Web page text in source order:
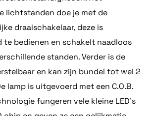
lichtstanden doe je met de
draaischakelaar, deze is
te bedienen en schakelt naadloos
standen. Verder is de
en kan zijn bundel tot wel 2
lamp is uitgevoerd met een C.O.B.
fungeren vele kleine LED's